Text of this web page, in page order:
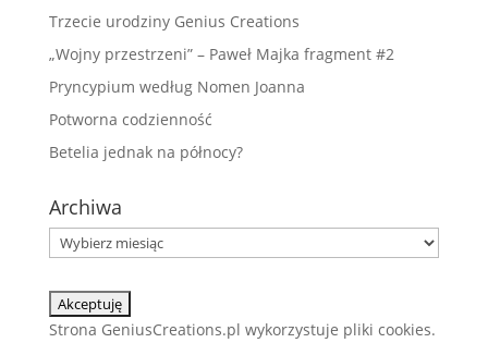
Trzecie urodziny Genius Creations
„Wojny przestrzeni” – Paweł Majka fragment #2
Pryncypium według Nomen Joanna
Potworna codzienność
Betelia jednak na północy?
Archiwa
Archiwa
Strona GeniusCreations.pl wykorzystuje pliki cookies.